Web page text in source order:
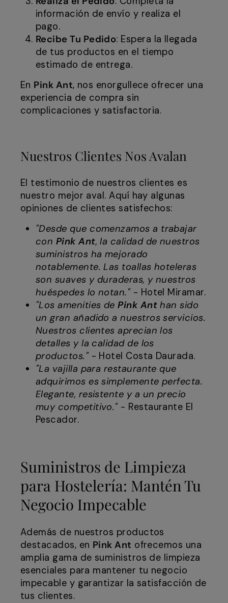
información de envío y realiza el
pago.
Recibe Tu Pedido: Espera la llegada
de tus productos en el tiempo
estimado de entrega.
En Pink Ant, nos enorgullece ofrecer una
experiencia de compra sin
complicaciones y satisfactoria.
Nuestros Clientes Nos Avalan
El testimonio de nuestros clientes es
nuestro mejor aval. Aquí hay algunas
opiniones de clientes satisfechos:
"Desde que comenzamos a trabajar
con Pink Ant, la calidad de nuestros
suministros ha mejorado
notablemente. Las toallas hoteleras
son suaves y duraderas, y nuestros
huéspedes lo notan."- Hotel Miramar.
"Los amenities dePink Anthan sido
un gran añadido a nuestros servicios.
Nuestros clientes aprecian los
detalles y la calidad de los
productos."- Hotel Costa Daurada.
"La vajilla para restaurante que
adquirimos es simplemente perfecta.
Elegante, resistente y a un precio
muy competitivo."- Restaurante El
Pescador.
Suministros de Limpieza
para Hostelería: Mantén Tu
Negocio Impecable
Además de nuestros productos
destacados, en Pink Ant ofrecemos una
amplia gama de suministros de limpieza
esenciales para mantener tu negocio
impecable y garantizar la satisfacción de
tus clientes.